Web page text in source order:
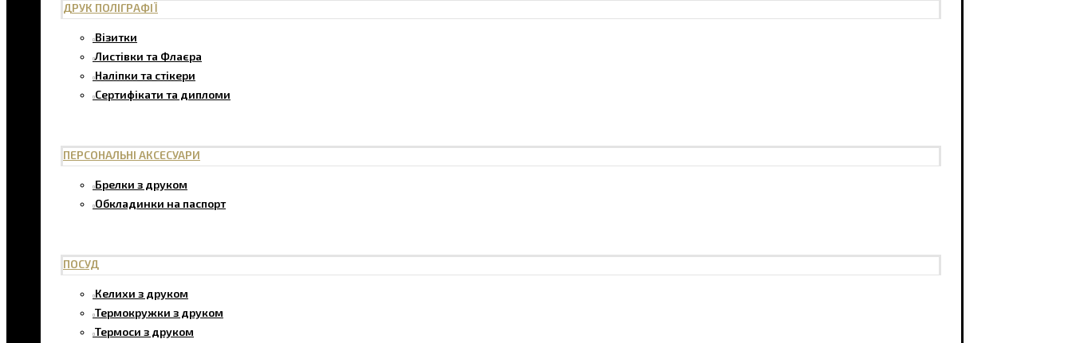
ДРУК ПОЛІГРАФІЇ
Візитки
Листівки та Флаєра
Наліпки та стікери
Сертифікати та дипломи
ПЕРСОНАЛЬНІ АКСЕСУАРИ
Брелки з друком
Обкладинки на паспорт
ПОСУД
Келихи з друком
Термокружки з друком
Термоси з друком